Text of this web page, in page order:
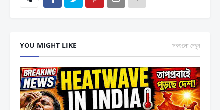
YOU MIGHT LIKE সবগুলো দেখুন